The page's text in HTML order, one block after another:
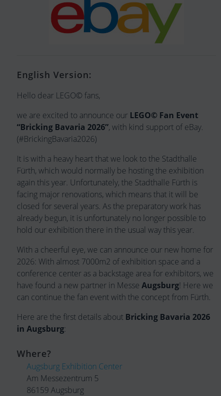
English Version:
Hello dear LEGO© fans,
we are excited to announce our LEGO© Fan Event
“Bricking Bavaria 2026”, with kind support of eBay.
(#BrickingBavaria2026)
It is with a heavy heart that we look to the Stadthalle
Fürth, which would normally be hosting the exhibition
again this year. Unfortunately, the Stadthalle Fürth is
facing major renovations, which means that it will be
closed for several years. As the preparatory work has
already begun, it is unfortunately no longer possible to
hold our exhibition there in the usual way this year.
With a cheerful eye, we can announce our new home for
2026: With almost 7000m2 of exhibition space and a
conference center as a backstage area for exhibitors, we
have found a new partner in Messe Augsburg! Here we
can continue the fan event with the concept from Fürth.
Here are the first details about Bricking Bavaria 2026
in Augsburg:
Where?
Augsburg Exhibition Center
Am Messezentrum 5
86159 Augsburg